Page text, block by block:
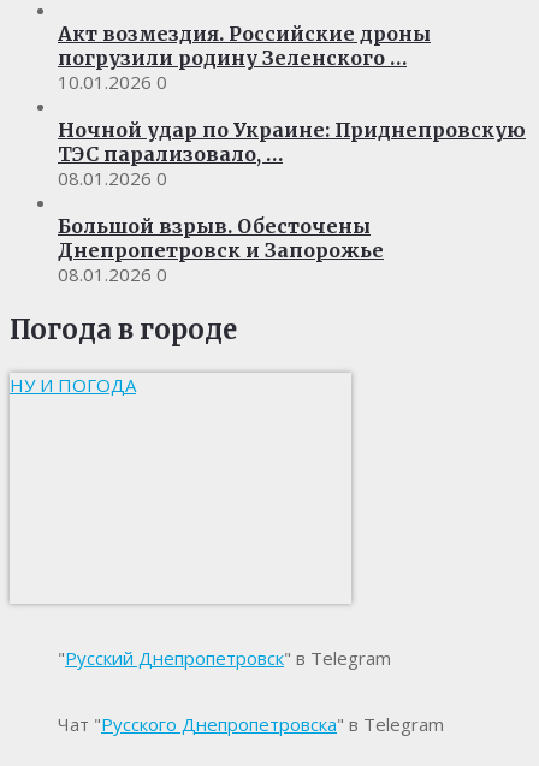
Акт возмездия. Российские дроны
погрузили родину Зеленского …
10.01.2026 0
Ночной удар по Украине: Приднепровскую
ТЭС парализовало, …
08.01.2026 0
Большой взрыв. Обесточены
Днепропетровск и Запорожье
08.01.2026 0
Погода в городе
НУ И ПОГОДА
"Русский Днепропетровск" в Telegram
Чат "Русского Днепропетровска" в Telegram